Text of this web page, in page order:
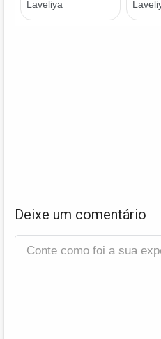
Deixe um comentário